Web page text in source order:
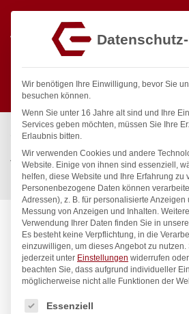
Start / Gastronomiebedarf & Gastro
Küchengeräte
Vakuumverpackung
/
Vakuumkammer-Verpackungsmaschine
Line, Dichtungsband: 350 mm, 230V/
Wir benötigen Ihre Einwilligung, bevor Sie
besuchen können.
Wenn Sie unter 16 Jahre alt sind und Ihre
Services geben möchten, müssen Sie Ihre
Erlaubnis bitten.
Wir verwenden Cookies und andere
Website. Einige von ihnen sind essenziell,
helfen, diese Website und Ihre Erfahrung zu
Personenbezogene Daten können
Adressen), z. B. für personalisierte Anzeigen
Messung von Anzeigen und Inhalten.
Verwendung Ihrer Daten finden Sie in
Es besteht keine Verpflichtung, in die
einzuwilligen, um dieses Angebot zu nutzen.
jederzeit unter Einstellungen widerrufen
beachten Sie, dass aufgrund individueller
möglicherweise nicht alle Funktionen der
Es folgt eine Liste der Service-
Essenziell